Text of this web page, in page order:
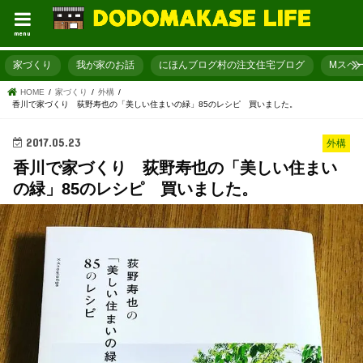
menu
家づくり 我が家のお話 にほんブログ村の注文住宅ブログ Mスペ
HOME 家づくり
外構
香川で家づくり 荻野寿也の「美しい住まいの緑」85のレシピ 買いました。
外構
2017.05.23
香川で家づくり 荻野寿也の「美しい住まい
の緑」85のレシピ 買いました。